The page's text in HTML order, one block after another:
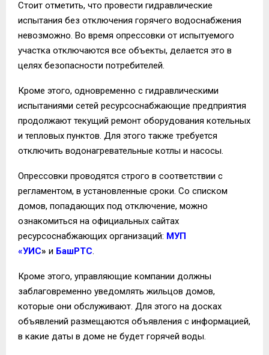
Стоит отметить, что провести гидравлические
испытания без отключения горячего водоснабжения
невозможно. Во время опрессовки от испытуемого
участка отключаются все объекты, делается это в
целях безопасности потребителей.
Кроме этого, одновременно с гидравлическими
испытаниями сетей ресурсоснабжающие предприятия
продолжают текущий ремонт оборудования котельных
и тепловых пунктов. Для этого также требуется
отключить водонагревательные котлы и насосы.
Опрессовки проводятся строго в соответствии с
регламентом, в установленные сроки. Со списком
домов, попадающих под отключение, можно
ознакомиться на официальных сайтах
ресурсоснабжающих организаций: МУП
«УИС» и БашРТС.
Кроме этого, управляющие компании должны
заблаговременно уведомлять жильцов домов,
которые они обслуживают. Для этого на досках
объявлений размещаются объявления с информацией,
в какие даты в доме не будет горячей воды.